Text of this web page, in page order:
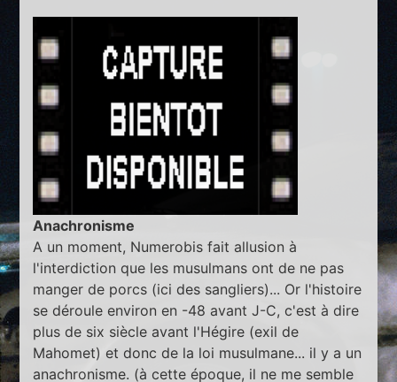
Anachronisme
A un moment, Numerobis fait allusion à
l'interdiction que les musulmans ont de ne pas
manger de porcs (ici des sangliers)... Or l'histoire
se déroule environ en -48 avant J-C, c'est à dire
plus de six siècle avant l'Hégire (exil de
Mahomet) et donc de la loi musulmane... il y a un
anachronisme. (à cette époque, il ne me semble